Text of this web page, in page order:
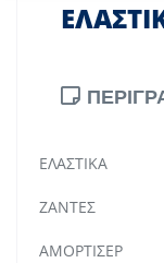
ΕΛΑΣΤΙΚΑ
ΖΑΝΤΕΣ
ΑΜΟΡΤΙΣΕΡ